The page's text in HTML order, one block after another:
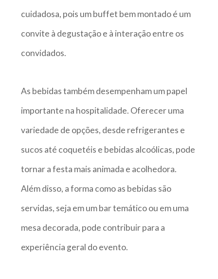
cuidadosa, pois um buffet bem montado é um
convite à degustação e à interação entre os
convidados.
As bebidas também desempenham um papel
importante na hospitalidade. Oferecer uma
variedade de opções, desde refrigerantes e
sucos até coquetéis e bebidas alcoólicas, pode
tornar a festa mais animada e acolhedora.
Além disso, a forma como as bebidas são
servidas, seja em um bar temático ou em uma
mesa decorada, pode contribuir para a
experiência geral do evento.